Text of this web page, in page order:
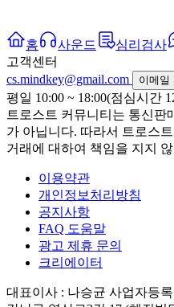
홈 사운드 심리검사
고객센터
cs.mindkey@gmail.com
이메일
평일 10:00 ~ 18:00(점심시간
트로스트 커뮤니티는 통신
가 아닙니다. 따라서 트로스
거래에 대하여 책임을 지지
이용약관
개인정보처리방침
공지사항
FAQ 도움말
광고 제휴 문의
크리에이터
대표이사 : 나승균 사업자등록